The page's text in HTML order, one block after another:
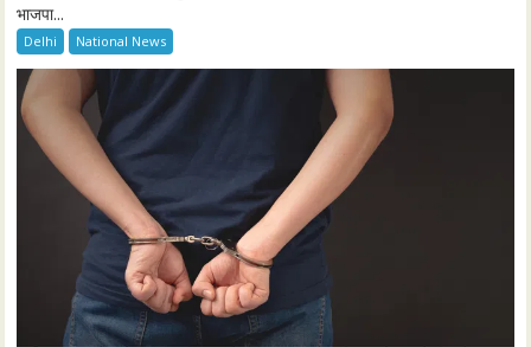
भाजपा...
Delhi National News